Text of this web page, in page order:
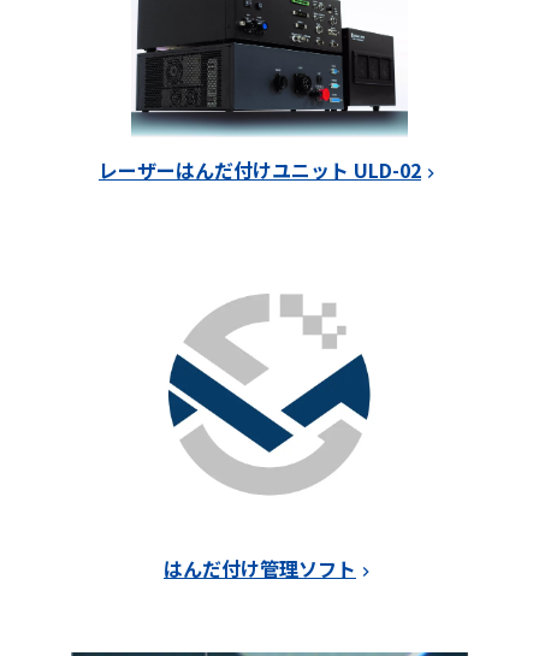
レーザーはんだ付けユニット ULD-02
はんだ付け管理ソフト